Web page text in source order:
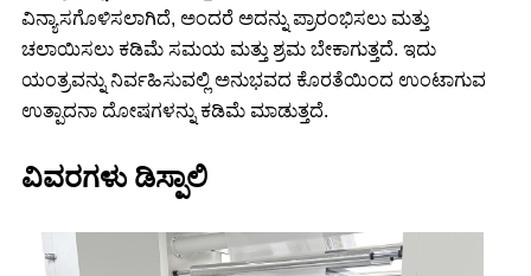
ವಿನ್ಯಾಸಗೊಳಿಸಲಾಗಿದೆ, ಅಂದರೆ ಅದನ್ನು ಪ್ರಾರಂಭಿಸಲು ಮತ್ತು
ಚಲಾಯಿಸಲು ಕಡಿಮೆ ಸಮಯ ಮತ್ತು ಶ್ರಮ ಬೇಕಾಗುತ್ತದೆ. ಇದು
ಯಂತ್ರವನ್ನು ನಿರ್ವಹಿಸುವಲ್ಲಿ ಅನುಭವದ ಕೊರತೆಯಿಂದ ಉಂಟಾಗುವ
ಉತ್ಪಾದನಾ ದೋಷಗಳನ್ನು ಕಡಿಮೆ ಮಾಡುತ್ತದೆ.
ವಿವರಗಳು ಡಿಸ್ಪಾಲಿ